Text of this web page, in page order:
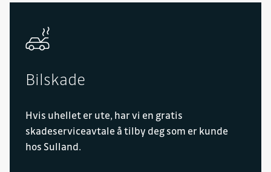
Bilskade
Hvis uhellet er ute, har vi en gratis
skadeserviceavtale å tilby deg som er kunde
hos Sulland.